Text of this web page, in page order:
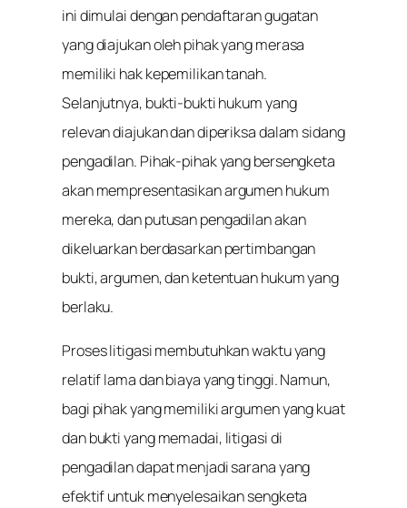
ini dimulai dengan pendaftaran gugatan
yang diajukan oleh pihak yang merasa
memiliki hak kepemilikan tanah.
Selanjutnya, bukti-bukti hukum yang
relevan diajukan dan diperiksa dalam sidang
pengadilan. Pihak-pihak yang bersengketa
akan mempresentasikan argumen hukum
mereka, dan putusan pengadilan akan
dikeluarkan berdasarkan pertimbangan
bukti, argumen, dan ketentuan hukum yang
berlaku.
Proses litigasi membutuhkan waktu yang
relatif lama dan biaya yang tinggi. Namun,
bagi pihak yang memiliki argumen yang kuat
dan bukti yang memadai, litigasi di
pengadilan dapat menjadi sarana yang
efektif untuk menyelesaikan sengketa